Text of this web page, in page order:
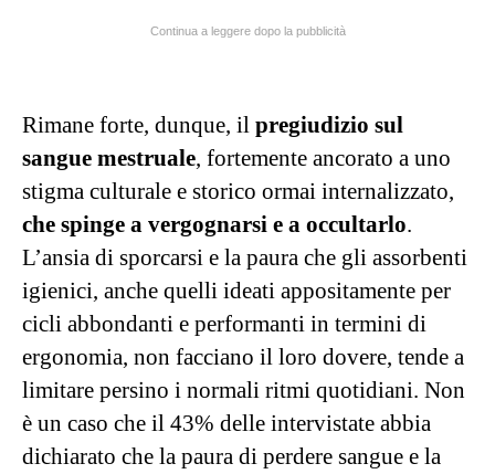
Continua a leggere dopo la pubblicità
Rimane forte, dunque, il pregiudizio sul
sangue mestruale, fortemente ancorato a uno
stigma culturale e storico ormai internalizzato,
che spinge a vergognarsi e a occultarlo.
L’ansia di sporcarsi e la paura che gli assorbenti
igienici, anche quelli ideati appositamente per
cicli abbondanti e performanti in termini di
ergonomia, non facciano il loro dovere, tende a
limitare persino i normali ritmi quotidiani. Non
è un caso che il 43% delle intervistate abbia
dichiarato che la paura di perdere sangue e la